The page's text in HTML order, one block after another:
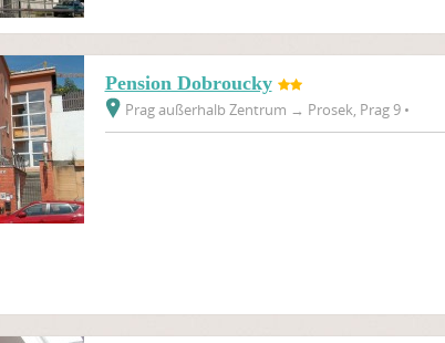
Pension Dobroucky
Prag außerhalb Zentrum → Prosek, Prag 9 •